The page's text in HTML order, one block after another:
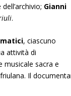
Gianni
.
, ciascuno
attività di
musicale sacra e
Il